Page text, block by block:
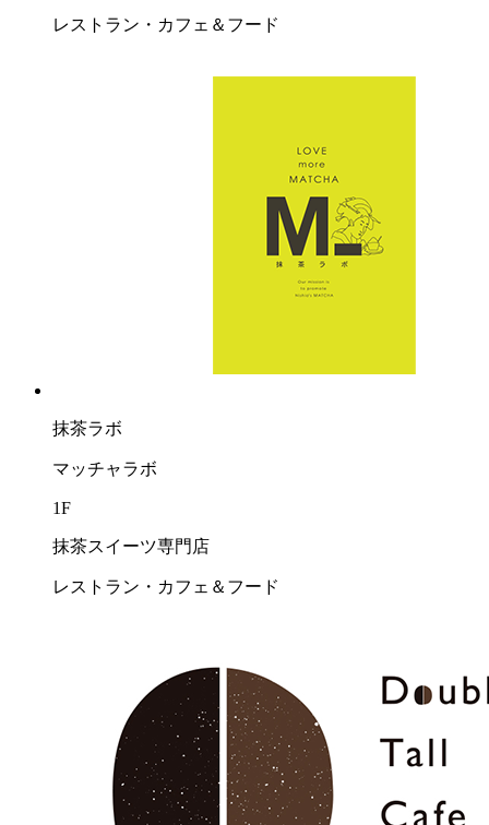
レストラン・カフェ＆フード
抹茶ラボ
マッチャラボ
1F
抹茶スイーツ専門店
レストラン・カフェ＆フード